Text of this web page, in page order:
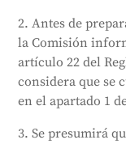
2. Antes de
la Comisión
artículo 22 del
considera que se
en el apartado 1
3. Se presumirá